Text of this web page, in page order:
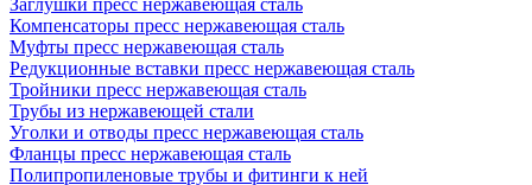
Компенсаторы пресс нержавеющая сталь
Муфты пресс нержавеющая сталь
Редукционные вставки пресс нержавеющая сталь
Тройники пресс нержавеющая сталь
Трубы из нержавеющей стали
Уголки и отводы пресс нержавеющая сталь
Фланцы пресс нержавеющая сталь
Полипропиленовые трубы и фитинги к ней